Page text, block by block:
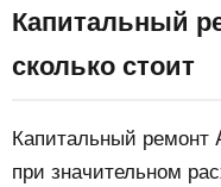
Капитальный
сколько стоит
Капитальный ремонт
при значительном